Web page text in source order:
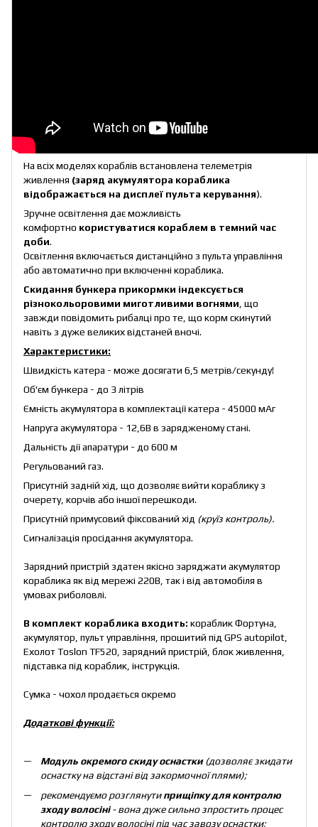
На всіх моделях кораблів встановлена телеметрія
живлення (заряд акумулятора кораблика
відображається на дисплеї пульта керування).
Зручне освітлення дає можливість
комфортно користуватися кораблем в темний час
доби.
Освітлення включається дистанційно з пульта управління
або автоматично при включенні кораблика.
Скидання бункера прикормки індексується
різнокольоровими миготливими вогнями , що
завжди повідомить рибалці про те, що корм скинутий
навіть з дуже великих відстаней вночі.
Характеристики:
Швидкість катера - може досягати 6,5 метрів/секунду!
Об'єм бункера - до 3 літрів
Ємність акумулятора в комплектації катера - 45000 мАг
Напруга акумулятора - 12,6В в зарядженому стані.
Дальність дії апаратури - до 600 м
Регульований газ.
Присутній задній хід, що дозволяє вийти кораблику з
очерету, корчів або іншої перешкоди.
Присутній примусовий фіксований хід (круїз контроль).
Сигналізація просідання акумулятора.
Зарядний пристрій здатен якісно заряджати акумулятор
кораблика як від мережі 220В, так і від автомобіля в
умовах риболовлі.
В комплект кораблика входить: кораблик Фортуна,
акумулятор, пульт управління, прошитий під GPS autopilot,
Ехолот Toslon TF520, зарядний пристрій, блок живлення,
підставка під кораблик, інструкція.
Сумка - чохол продається окремо
Додаткові функції:
Модуль окремого скиду оснастки(дозволяє зкидати
оснастку на відстані від закормочної плями);
рекомендуємо розглянутиприщіпку для контролю
зходу волосіні - вона дуже сильно зпростить процес
контролю зходу волосіні під час завозу оснастки;